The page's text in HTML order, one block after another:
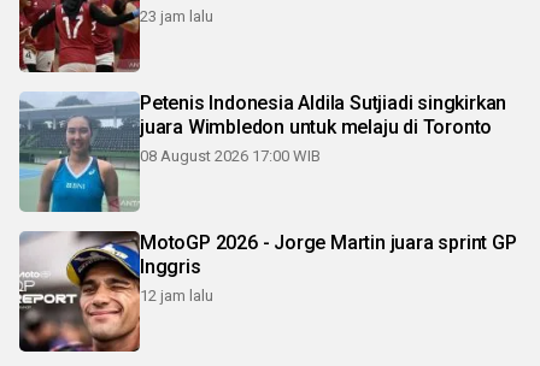
23 jam lalu
Petenis Indonesia Aldila Sutjiadi singkirkan
juara Wimbledon untuk melaju di Toronto
08 August 2026 17:00 WIB
MotoGP 2026 - Jorge Martin juara sprint GP
Inggris
12 jam lalu